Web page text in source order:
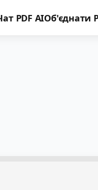
PDF AIОб'єднати